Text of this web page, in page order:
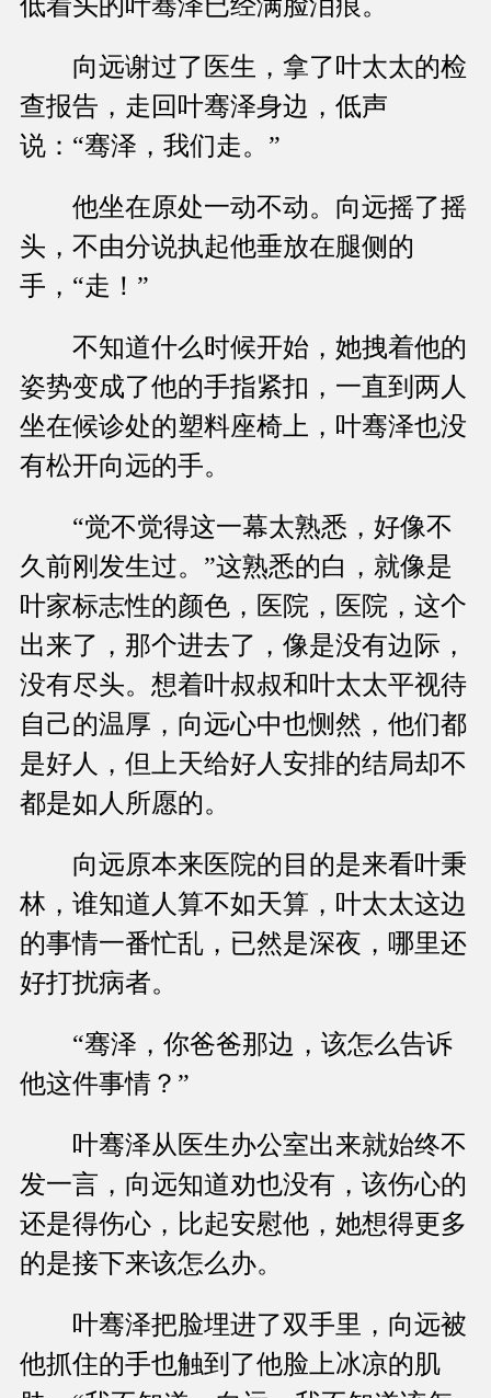
向远谢过了医生，拿了叶太太的检
查报告，走回叶骞泽身边，低声
说：“骞泽，我们走。”
他坐在原处一动不动。向远摇了摇
头，不由分说执起他垂放在腿侧的
手，“走！”
不知道什么时候开始，她拽着他的
姿势变成了他的手指紧扣，一直到两人
坐在候诊处的塑料座椅上，叶骞泽也没
有松开向远的手。
“觉不觉得这一幕太熟悉，好像不
久前刚发生过。”这熟悉的白，就像是
叶家标志性的颜色，医院，医院，这个
出来了，那个进去了，像是没有边际，
没有尽头。想着叶叔叔和叶太太平视待
自己的温厚，向远心中也恻然，他们都
是好人，但上天给好人安排的结局却不
都是如人所愿的。
向远原本来医院的目的是来看叶秉
林，谁知道人算不如天算，叶太太这边
的事情一番忙乱，已然是深夜，哪里还
好打扰病者。
“骞泽，你爸爸那边，该怎么告诉
他这件事情？”
叶骞泽从医生办公室出来就始终不
发一言，向远知道劝也没有，该伤心的
还是得伤心，比起安慰他，她想得更多
的是接下来该怎么办。
叶骞泽把脸埋进了双手里，向远被
他抓住的手也触到了他脸上冰凉的肌